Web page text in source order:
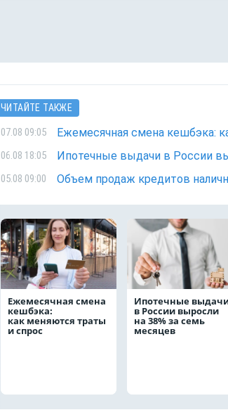
ЧИТАЙТЕ ТАКЖЕ
07.08 09:05 Ежемесячная смена кешбэка:
06.08 18:05 Ипотечные выдачи в России
05.08 09:00 Объем продаж кредитов
Ежемесячная смена
кешбэка:
как меняются траты
и спрос
Ипотечные
в России выросли
на 38% за семь
месяцев